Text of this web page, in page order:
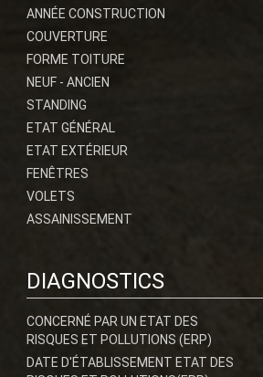
ANNÉE CONSTRUCTION
COUVERTURE
FORME TOITURE
NEUF - ANCIEN
STANDING
ETAT GÉNÉRAL
ETAT EXTÉRIEUR
FENÊTRES
VOLETS
ASSAINISSEMENT
DIAGNOSTICS
CONCERNÉ PAR UN ETAT DES
RISQUES ET POLLUTIONS (ERP)
DATE D'ÉTABLISSEMENT ETAT DES